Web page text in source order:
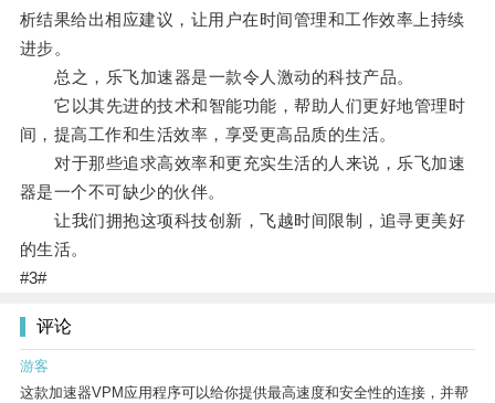
析结果给出相应建议，让用户在时间管理和工作效率上持续
进步。
总之，乐飞加速器是一款令人激动的科技产品。
它以其先进的技术和智能功能，帮助人们更好地管理时
间，提高工作和生活效率，享受更高品质的生活。
对于那些追求高效率和更充实生活的人来说，乐飞加速
器是一个不可缺少的伙伴。
让我们拥抱这项科技创新，飞越时间限制，追寻更美好
的生活。
#3#
评论
游客
这款加速器VPM应用程序可以给你提供最高速度和安全性的连接，并帮